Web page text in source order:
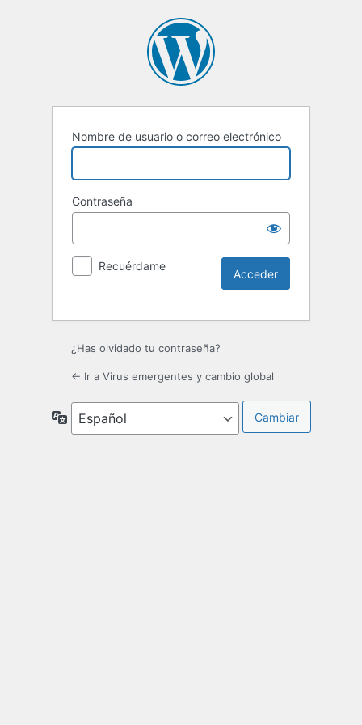
Nombre de usuario o correo electrónico
Contraseña
Recuérdame
¿Has olvidado tu contraseña?
← Ir a Virus emergentes y cambio global
Idioma